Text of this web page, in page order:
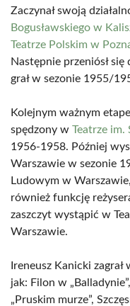
Zaczynał swoją
Bogusławskiego w
Teatrze Polskim w
Następnie przeniósł
grał w sezonie 1955/
Kolejnym ważnym
spędzony w Teatrze im.
1956-1958. Później
Warszawie w sezonie
Ludowym w
również funkcję
zaszczyt wystąpić w
Warszawie.
Ireneusz Kanicki
jak: Filon w
„Pruskim murze”,